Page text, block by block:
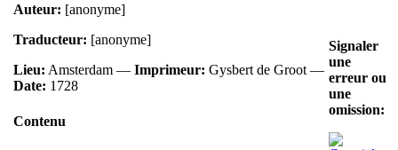
Auteur: [anonyme]
Traducteur: [anonyme]
Lieu: Amsterdam — Imprimeur: Gysbert de Groot —
Date: 1728
Contenu
Signaler
une
erreur ou
une
omission: